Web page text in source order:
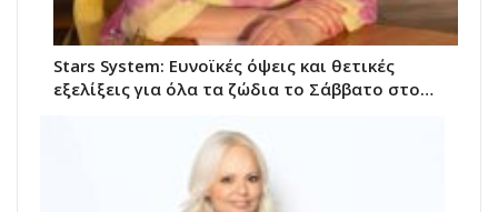
Stars System: Ευνοϊκές όψεις και θετικές
εξελίξεις για όλα τα ζώδια το Σάββατο στο…